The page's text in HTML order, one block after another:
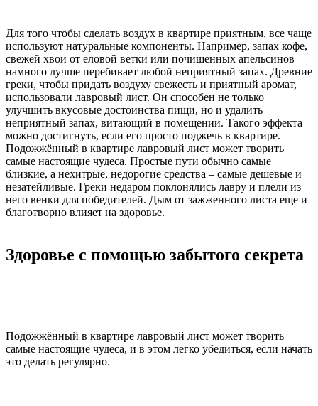
Для того чтобы сделать воздух в квартире приятным, все чаще
используют натуральные компоненты. Например, запах кофе,
свежей хвои от еловой ветки или почищенных апельсинов
намного лучше перебивает любой неприятный запах. Древние
греки, чтобы придать воздуху свежесть и приятный аромат,
использовали лавровый лист. Он способен не только
улучшить вкусовые достоинства пищи, но и удалить
неприятный запах, витающий в помещении. Такого эффекта
можно достигнуть, если его просто поджечь в квартире.
Подожжённый в квартире лавровый лист может творить
самые настоящие чудеса. Простые пути обычно самые
близкие, а нехитрые, недорогие средства – самые дешевые и
незатейливые. Греки недаром поклонялись лавру и плели из
него венки для победителей. Дым от зажженного листа еще и
благотворно влияет на здоровье.
Здоровье с помощью забытого секрета
Подожжённый в квартире лавровый лист может творить
самые настоящие чудеса, и в этом легко убедиться, если начать
это делать регулярно.